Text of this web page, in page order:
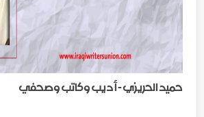
حميد الحريزي - أديب وكاتب وصحفي